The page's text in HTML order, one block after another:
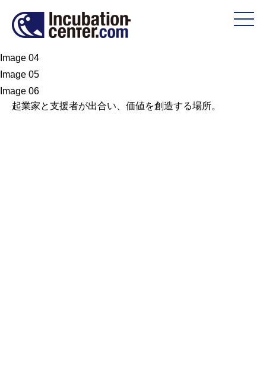
Image 02
Image 03
Image 04
Image 05
Image 06
起業家と支援者が出合い、 価値を創造する場所。